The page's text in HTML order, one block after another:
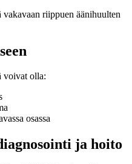
riippuen äänihuulten
voivat olla:
osassa
ja hoito